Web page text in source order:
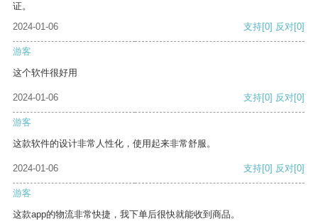
证。
2024-01-06
支持[0] 反对[0]
游客
这个软件很好用
2024-01-06 支持[0] 反对[0]
游客
这款软件的设计非常人性化，使用起来非常舒服。
2024-01-06 支持[0] 反对[0]
游客
这款app的物流非常快捷，我下单后很快就能收到商品。